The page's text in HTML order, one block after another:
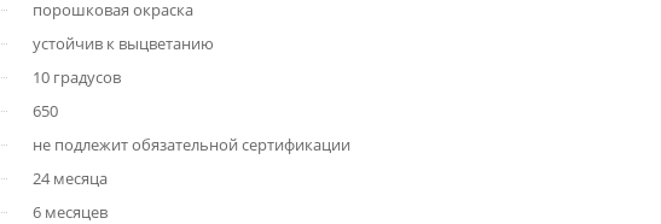
порошковая окраска
устойчив к выцветанию
10 градусов
650
не подлежит обязательной сертификации
24 месяца
6 месяцев